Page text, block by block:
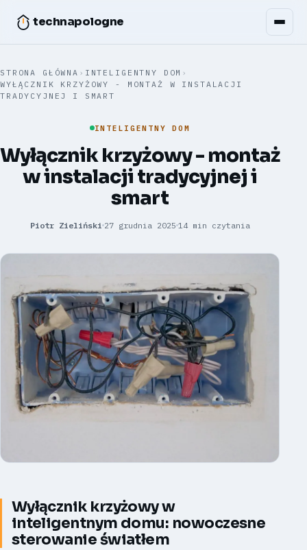
technapologne
STRONA GŁÓWNA › INTELIGENTNY DOM ›
WYŁĄCZNIK KRZYŻOWY - MONTAŻ W INSTALACJI
TRADYCYJNEJ I SMART
INTELIGENTNY DOM
Wyłącznik krzyżowy - montaż
w instalacji tradycyjnej i
smart
Piotr Zieliński 27 grudnia 2025 14 min czytania
Wyłącznik krzyżowy w
inteligentnym domu: nowoczesne
sterowanie światłem